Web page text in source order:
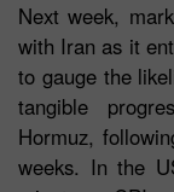
Next week,
with Iran as it
to gauge the
tangible
Hormuz,
weeks. In the